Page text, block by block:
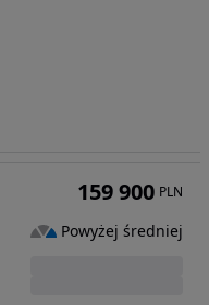
159 900 PLN
Powyżej średniej